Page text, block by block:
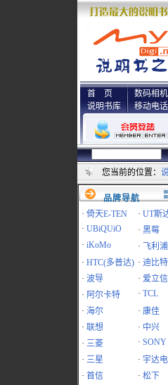
首 页
说明书库
数码相机
移动电话
您当前的位置：
品牌导航
· 倚天E-TEN · UT斯
· UBiQUiO · 黑莓
· iKoMo ·
飞利浦
· HTC(多普达) · 迪比特
· 波导 · 爱立信
· 阿尔卡特 · TCL
· 海尔 · 康佳
· 联想 · 中兴
· 三菱 · SONY
· 三星 · 宇达
· 首信 · 松下